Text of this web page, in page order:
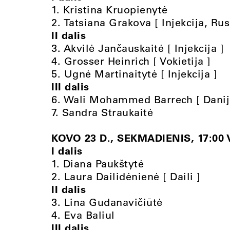
1. Kristina Kruopienytė
2. Tatsiana Grakova [ Injekcija,
II dalis
3. Akvilė Jančauskaitė [ Injekcija ]
4. Grosser Heinrich [ Vokietija ]
5. Ugnė Martinaitytė [ Injekcija ]
III dalis
6. Wali Mohammed Barrech [
7. Sandra Straukaitė
KOVO 23 D., SEKMADIENIS, 17:00
I dalis
1. Diana Paukštytė
2. Laura Dailidėnienė [ Daili ]
II dalis
3. Lina Gudanavičiūtė
4. Eva Baliul